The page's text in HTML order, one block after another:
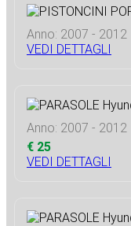
Anno: 2007 - 2012
VEDI DETTAGLI
Anno: 2007 - 2012
€ 25
VEDI DETTAGLI